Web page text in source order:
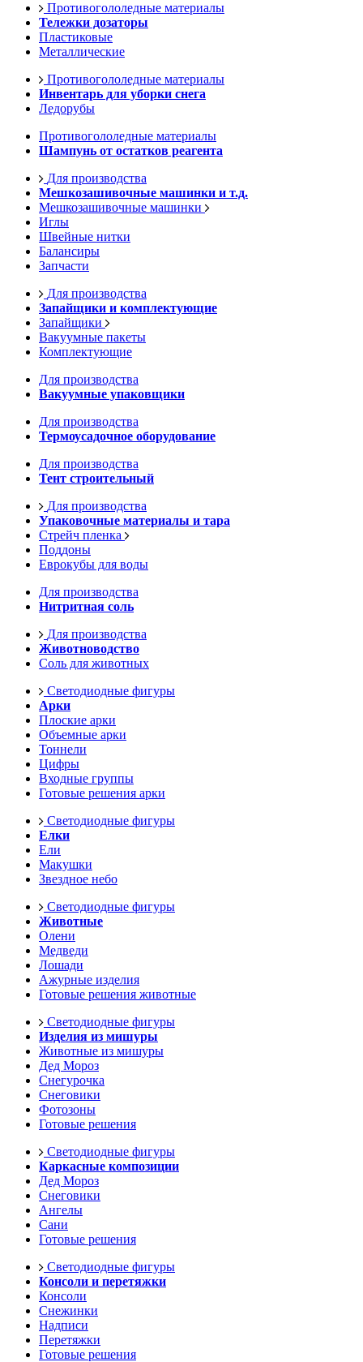
Противогололедные материалы
Тележки дозаторы
Пластиковые
Металлические
Противогололедные материалы
Инвентарь для уборки снега
Ледорубы
Противогололедные материалы
Шампунь от остатков реагента
Для производства
Мешкозашивочные машинки и т.д.
Мешкозашивочные машинки
Иглы
Швейные нитки
Балансиры
Запчасти
Для производства
Запайщики и комплектующие
Запайщики
Вакуумные пакеты
Комплектующие
Для производства
Вакуумные упаковщики
Для производства
Термоусадочное оборудование
Для производства
Тент строительный
Для производства
Упаковочные материалы и тара
Стрейч пленка
Поддоны
Еврокубы для воды
Для производства
Нитритная соль
Для производства
Животноводство
Соль для животных
Светодиодные фигуры
Арки
Плоские арки
Объемные арки
Тоннели
Цифры
Входные группы
Готовые решения арки
Светодиодные фигуры
Елки
Ели
Макушки
Звездное небо
Светодиодные фигуры
Животные
Олени
Медведи
Лошади
Ажурные изделия
Готовые решения животные
Светодиодные фигуры
Изделия из мишуры
Животные из мишуры
Дед Мороз
Снегурочка
Снеговики
Фотозоны
Готовые решения
Светодиодные фигуры
Каркасные композиции
Дед Мороз
Снеговики
Ангелы
Сани
Готовые решения
Светодиодные фигуры
Консоли и перетяжки
Консоли
Снежинки
Надписи
Перетяжки
Готовые решения